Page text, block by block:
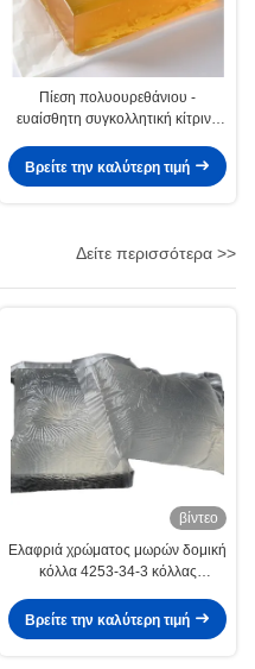
Πίεση πολυουρεθάνιου -
ευαίσθητη συγκολλητική κίτρινη
κόλλα
Βρείτε την καλύτερη τιμή
Δείτε περισσότερα >>
βίντεο
Ελαφριά χρώματος μωρών δομική
κόλλα 4253-34-3 κόλλας
Βρείτε την καλύτερη τιμή